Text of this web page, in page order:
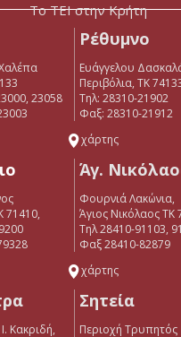
Το ΤΕΙ στην Κρήτη
23058
Ρέθυμνο
Ευάγγελου
Περιβόλια, ΤΚ
Tηλ: 28310-21902
Φαξ: 28310-21912
χάρτης
71410,
Άγ.
Φουρνιά Λακώνια,
Άγιος Νικόλαος ΤΚ
Τηλ 28410-91103,
Φαξ 28410-82879
χάρτης
Κακριδή,
Σητεία
Περιοχή Τρυπητός